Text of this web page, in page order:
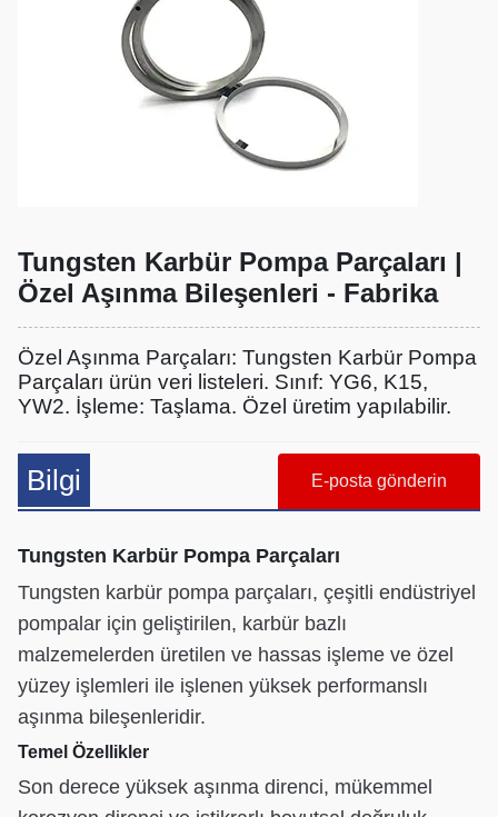
Tungsten Karbür Pompa Parçaları |
Özel Aşınma Bileşenleri - Fabrika
Özel Aşınma Parçaları: Tungsten Karbür Pompa
Parçaları ürün veri listeleri. Sınıf: YG6, K15,
YW2. İşleme: Taşlama. Özel üretim yapılabilir.
Bilgi E-posta gönderin
Tungsten Karbür Pompa Parçaları
Tungsten karbür pompa parçaları, çeşitli endüstriyel
pompalar için geliştirilen, karbür bazlı
malzemelerden üretilen ve hassas işleme ve özel
yüzey işlemleri ile işlenen yüksek performanslı
aşınma bileşenleridir.
Temel Özellikler
Son derece yüksek aşınma direnci, mükemmel